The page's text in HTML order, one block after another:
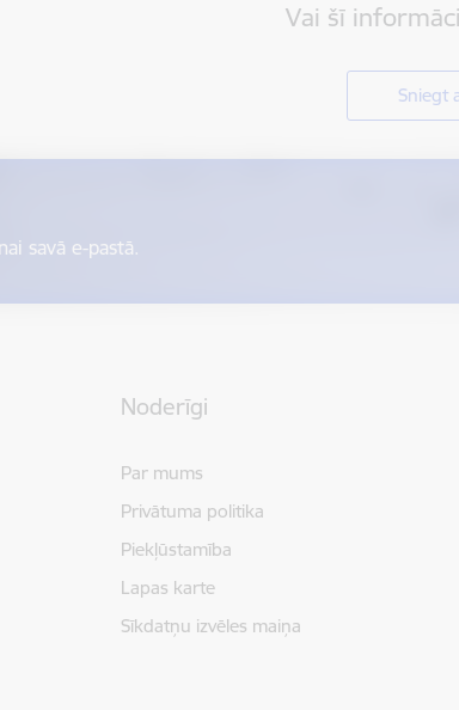
Vai šī
Sniegt
savā e-pastā.
Noderīgi
Par mums
Privātuma politika
Piekļūstamība
Lapas karte
Sīkdatņu izvēles maiņa